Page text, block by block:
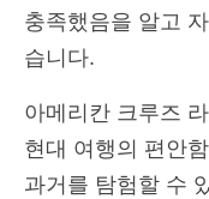
충족했음을 알고
습니다.
아메리칸 크루즈
현대 여행의 편안
과거를 탐험할 수